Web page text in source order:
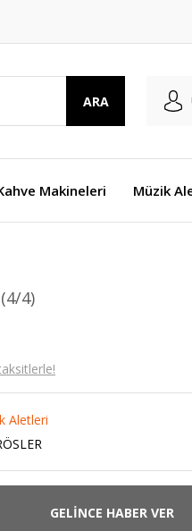
ARA
Makineleri Müzik
4)
Aletleri
GELİNCE HABER VER